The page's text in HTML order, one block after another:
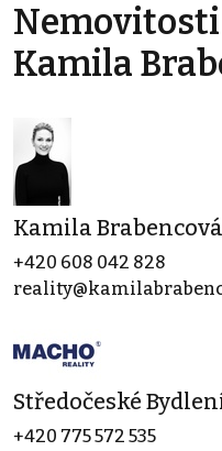
Kamila
Kamila Brabencová
+420 608 042 828
Středočeské
+420 775 572 535